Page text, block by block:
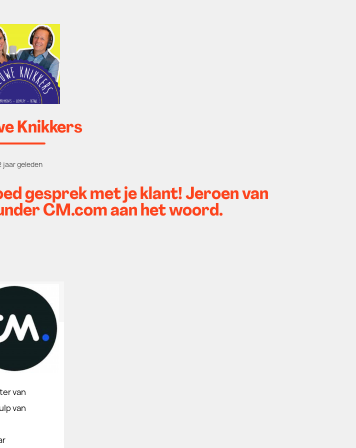
Knikkers
jaar geleden
gesprek met je klant! Jeroen van
CM.com aan het woord.
van
van